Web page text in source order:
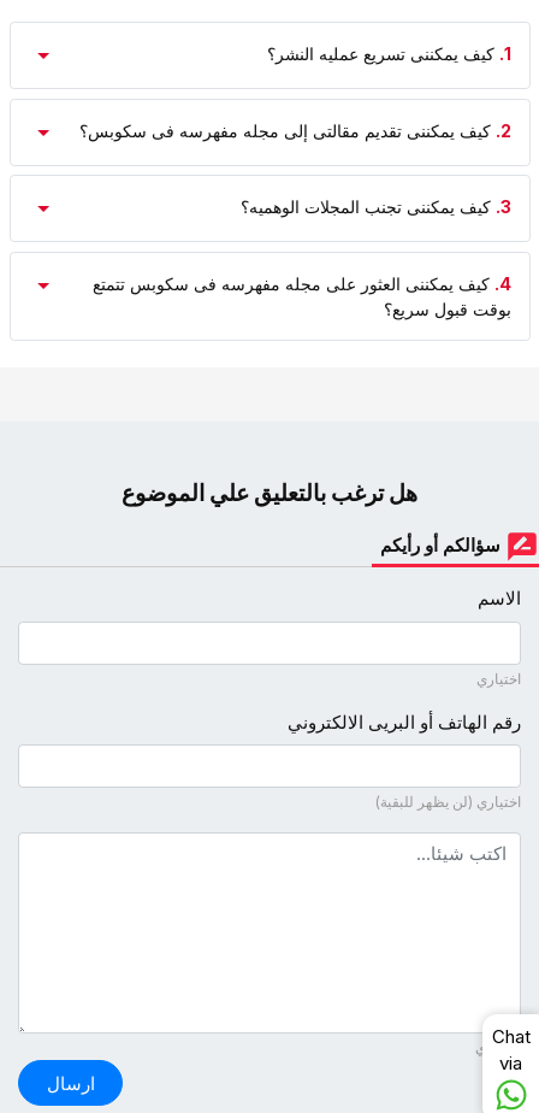
1. کیف یمکننی تسریع عملیه النشر؟
2. کیف یمکننی تقدیم مقالتی إلى مجله مفهرسه فی سکوبس؟
3. کیف یمکننی تجنب المجلات الوهمیه؟
4. کیف یمکننی العثور على مجله مفهرسه فی سکوبس تتمتع
بوقت قبول سریع؟
هل ترغب بالتعليق علي الموضوع
سؤالكم أو رأيكم
الاسم
اختياري
رقم الهاتف أو البريى الالكتروني
اختياري (لن يظهر للبقية)
نص التعليق
ضروري
ارسال
Chat
via